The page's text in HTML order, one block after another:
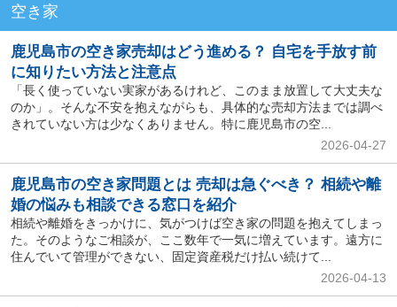
空き家
鹿児島市の空き家売却はどう進める？ 自宅を手放す前
に知りたい方法と注意点
「長く使っていない実家があるけれど、このまま放置して大丈夫な
のか」。そんな不安を抱えながらも、具体的な売却方法までは調べ
きれていない方は少なくありません。特に鹿児島市の空...
2026-04-27
鹿児島市の空き家問題とは 売却は急ぐべき？ 相続や離
婚の悩みも相談できる窓口を紹介
相続や離婚をきっかけに、気がつけば空き家の問題を抱えてしまっ
た。そのようなご相談が、ここ数年で一気に増えています。遠方に
住んでいて管理ができない、固定資産税だけ払い続けて...
2026-04-13